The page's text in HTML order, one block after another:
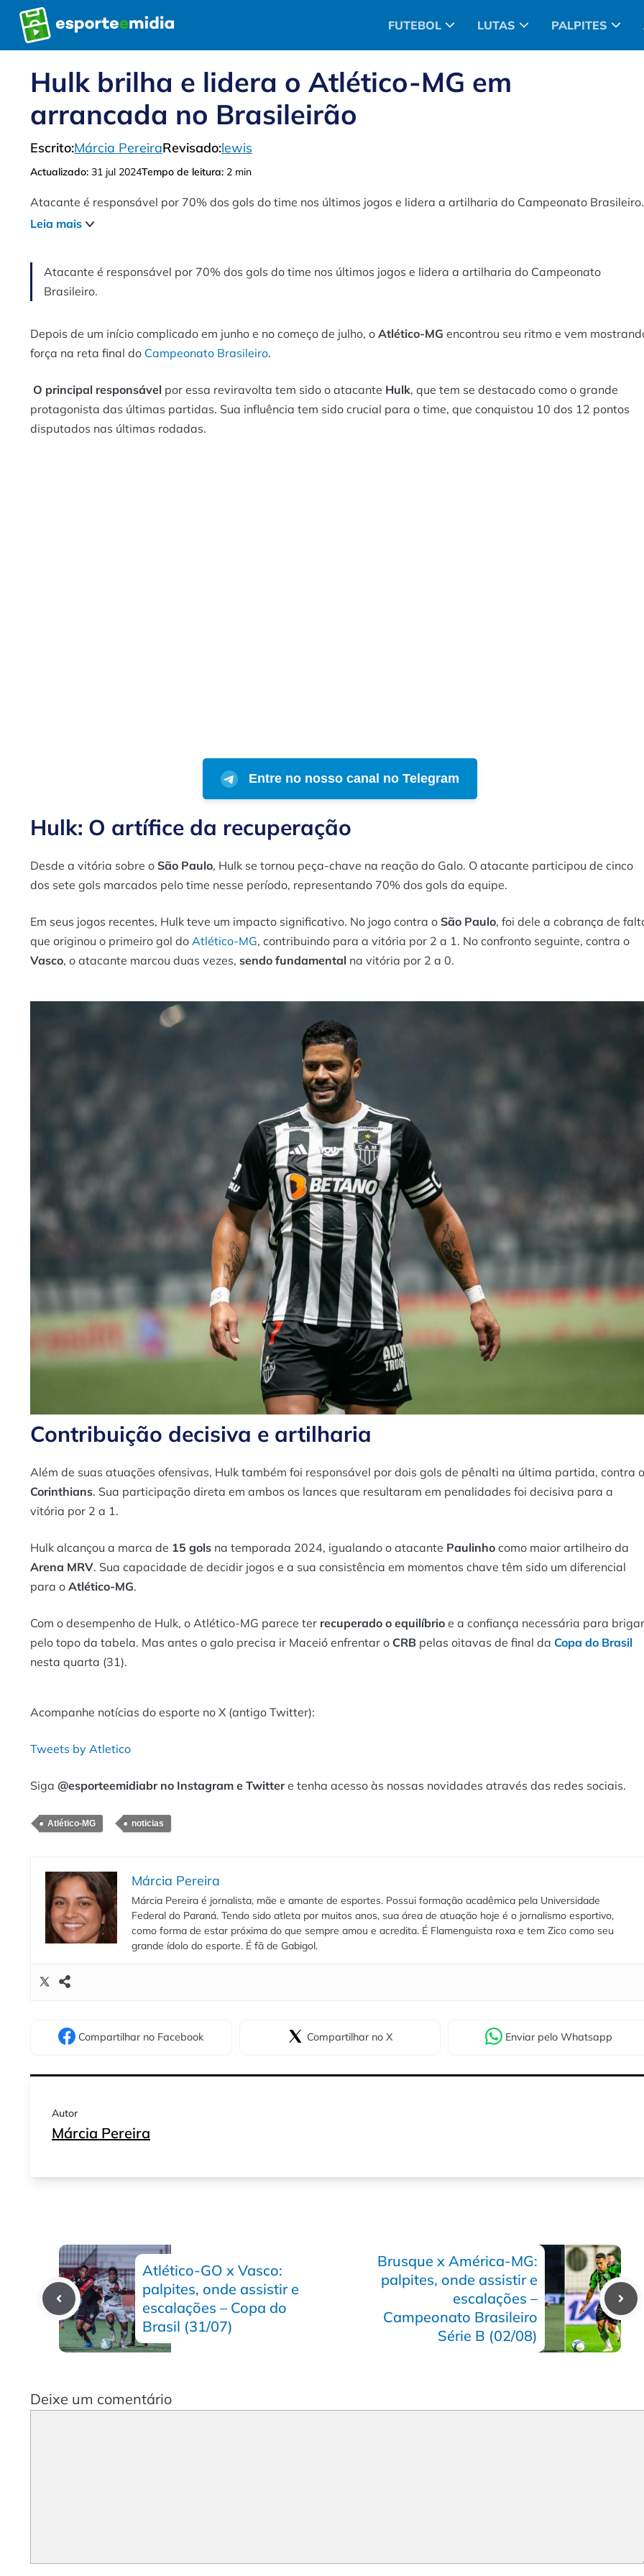
Pular
para
o
FUTEBOL LUTAS PALPITES
Hulk brilha e lidera o Atlético-MG em
arrancada no Brasileirão
Escrito:Márcia PereiraRevisado:lewis
Actualizado: 31 jul 2024Tempo de leitura: 2 min
Atacante é responsável por 70% dos gols do time nos últimos jogos e lidera a artilharia do Campeonato Brasileiro.
Leia mais
Atacante é responsável por 70% dos gols do time nos últimos jogos e lidera a artilharia do Campeonato
Brasileiro.
Depois de um início complicado em junho e no começo de julho, o Atlético-MG encontrou seu ritmo e vem
força na reta final do Campeonato Brasileiro.
O principal responsável por essa reviravolta tem sido o atacante Hulk, que tem se destacado como o grande
protagonista das últimas partidas. Sua influência tem sido crucial para o time, que conquistou 10 dos 12 pontos
disputados nas últimas rodadas.
Entre no nosso canal no Telegram
Hulk: O artífice da recuperação
Desde a vitória sobre o São Paulo, Hulk se tornou peça-chave na reação do Galo. O atacante participou de cinco
dos sete gols marcados pelo time nesse período, representando 70% dos gols da equipe.
Em seus jogos recentes, Hulk teve um impacto significativo. No jogo contra o São Paulo, foi dele a cobrança de
que originou o primeiro gol do Atlético-MG, contribuindo para a vitória por 2 a 1. No confronto seguinte, contra o
Vasco, o atacante marcou duas vezes, sendo fundamental na vitória por 2 a 0.
Contribuição decisiva e artilharia
Além de suas atuações ofensivas, Hulk também foi responsável por dois gols de pênalti na última partida, contra o
Corinthians. Sua participação direta em ambos os lances que resultaram em penalidades foi decisiva para a
vitória por 2 a 1.
Hulk alcançou a marca de 15 gols na temporada 2024, igualando o atacante Paulinho como maior artilheiro da
Arena MRV. Sua capacidade de decidir jogos e a sua consistência em momentos chave têm sido um diferencial
para o Atlético-MG.
Com o desempenho de Hulk, o Atlético-MG parece ter recuperado o equilíbrio e a confiança necessária para brigar
pelo topo da tabela. Mas antes o galo precisa ir Maceió enfrentar o CRB pelas oitavas de final da Copa do Brasil
nesta quarta (31).
Acompanhe notícias do esporte no X (antigo Twitter):
Tweets by Atletico
Siga @esporteemidiabr no Instagram e Twittere tenha acesso às nossas novidades através das redes sociais.
Atlético-MG noticias
Márcia Pereira
Márcia Pereira é jornalista, mãe e amante de esportes. Possui formação acadêmica pela Universidade
Federal do Paraná. Tendo sido atleta por muitos anos, sua área de atuação hoje é o jornalismo esportivo,
como forma de estar próxima do que sempre amou e acredita. É Flamenguista roxa e tem Zico como seu
grande ídolo do esporte. É fã de Gabigol.
Compartilhar no Facebook Compartilhar no X Enviar pelo Whatsapp
Autor
Márcia Pereira
Atlético-GO x Vasco:
palpites, onde assistir e
escalações – Copa do
Brasil (31/07)
Brusque x América-MG:
palpites, onde assistir e
escalações –
Campeonato Brasileiro
Série B (02/08)
Deixe um comentário